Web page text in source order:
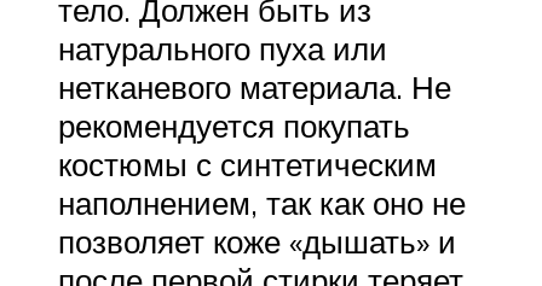
тело. Должен быть из
натурального пуха или
нетканевого материала. Не
рекомендуется покупать
костюмы с синтетическим
наполнением, так как оно не
позволяет коже «дышать» и